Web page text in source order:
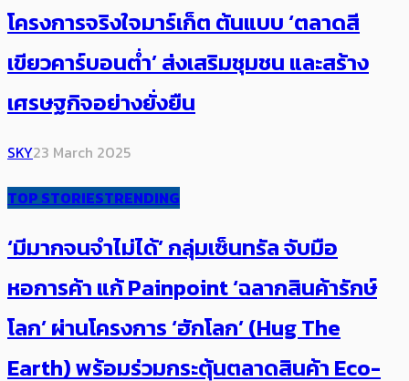
โครงการจริงใจมาร์เก็ต ต้นแบบ ‘ตลาดสี
เขียวคาร์บอนต่ำ’ ส่งเสริมชุมชน และสร้าง
เศรษฐกิจอย่างยั่งยืน
SKY23 March 2025
TOP STORIESTRENDING
‘มีมากจนจำไม่ได้’ กลุ่มเซ็นทรัล จับมือ
หอการค้า แก้ Painpoint ‘ฉลากสินค้ารักษ์
โลก’ ผ่านโครงการ ‘ฮักโลก’ (Hug The
Earth) พร้อมร่วมกระตุ้นตลาดสินค้า Eco-